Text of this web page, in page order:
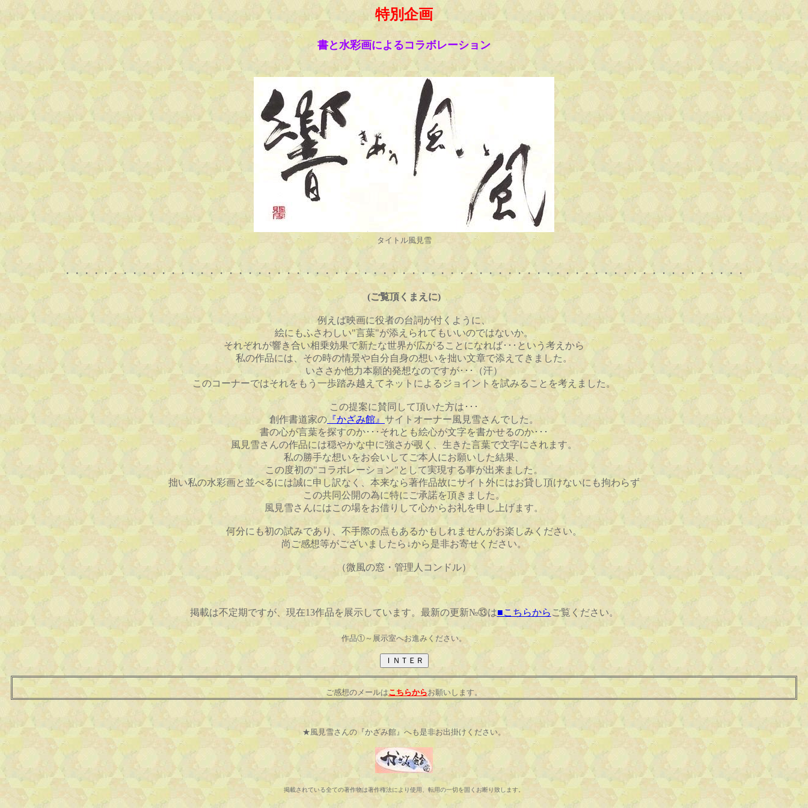
特別企画
書と水彩画によるコラボレーション
タイトル風見雪
・・・・・・・・・・・・・・・・・・・・・・・・・・・・・・・・・・・・・・・・・・・・・・・・・・・・・・・・・・・・・・・・・・・・・・・
(ご覧頂くまえに)
例えば映画に役者の台詞が付くように、
絵にもふさわしい"言葉"が添えられてもいいのではないか。
それぞれが響き合い相乗効果で新たな世界が広がることになれば･･･という考えから
私の作品には、その時の情景や自分自身の想いを拙い文章で添えてきました。
いささか他力本願的発想なのですが･･･（汗）
このコーナーではそれをもう一歩踏み越えてネットによるジョイントを試みることを考えました。
この提案に賛同して頂いた方は･･･
創作書道家の 『かざみ館』 サイトオーナー風見雪さんでした。
書の心が言葉を探すのか･･･それとも絵心が文字を書かせるのか･･･
風見雪さんの作品には穏やかな中に強さが覗く、生きた言葉で文字にされます。
私の勝手な想いをお会いしてご本人にお願いした結果、
この度初の"コラボレーション"として実現する事が出来ました。
拙い私の水彩画と並べるには誠に申し訳なく、本来なら著作品故にサイト外にはお貸し頂けないにも拘わらず
この共同公開の為に特にご承諾を頂きました。
風見雪さんにはこの場をお借りして心からお礼を申し上げます。
何分にも初の試みであり、不手際の点もあるかもしれませんがお楽しみください。
尚ご感想等がございましたら↓から是非お寄せください。
（微風の窓・管理人コンドル）
掲載は不定期ですが、現在13作品を展示しています。最新の更新№⑬は■こちらから ご覧ください。
作品①～展示室へお進みください。
ご感想のメールはこちらからお願いします。
★風見雪さんの『かざみ館』へも是非お出掛けください。
掲載されている全ての著作物は著作権法により使用、転用の一切を固くお断り致します。